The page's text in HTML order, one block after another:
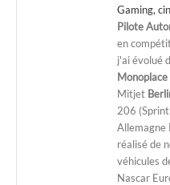
Gaming,
Pilote
en
j'ai évolué
Mitjet
206
Allemagne
réalisé de
véhicules
Nascar